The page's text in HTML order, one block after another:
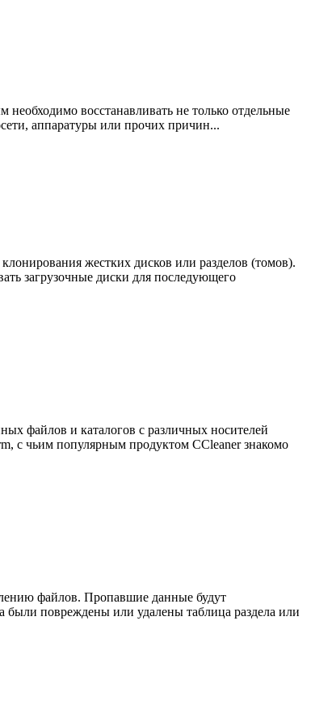
восстанавливать не только отдельные
аппаратуры или прочих причин...
жестких дисков или разделов (томов).
загрузочные диски для последующего
файлов и каталогов с различных носителей
с чьим популярным продуктом CCleaner знакомо
файлов. Пропавшие данные будут
были повреждены или удалены таблица раздела или